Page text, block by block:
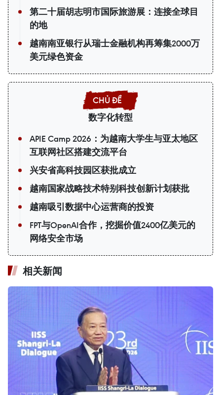
第二十届胡志明市国际旅游展：连接全球目
的地
越南南亚银行从瑞士金融机构再筹集2000万
美元绿色资金
数字化转型
APIE Camp 2026：为越南大学生与亚太地区
互联网社区搭建交流平台
兴安省高科技园区获批成立
越南国家战略技术特别科技创新计划获批
越南吸引数据中心运营商的投资
FPT与OpenAI合作，挖掘价值2400亿美元的
网络安全市场
相关新闻